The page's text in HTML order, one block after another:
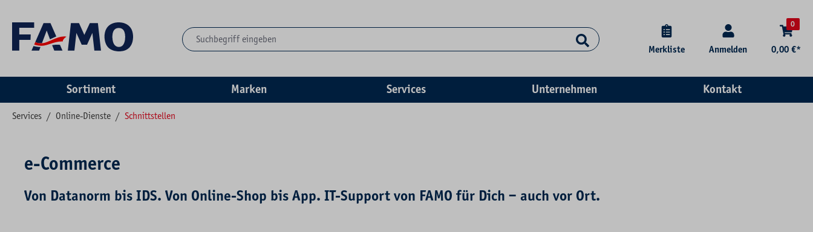
Merkliste Anmelden
0
0,00 €*
Sortiment Marken Services Unternehmen Kontakt
Services / Online-Dienste / Schnittstellen
e-Commerce
Von Datanorm bis IDS. Von Online-Shop bis App. IT-Support von FAMO für Dich – auch vor Ort.